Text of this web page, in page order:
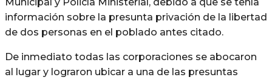
información sobre la presunta privación de la libertad
de dos personas en el poblado antes citado.
De inmediato todas las corporaciones se abocaron
al lugar y lograron ubicar a una de las presuntas